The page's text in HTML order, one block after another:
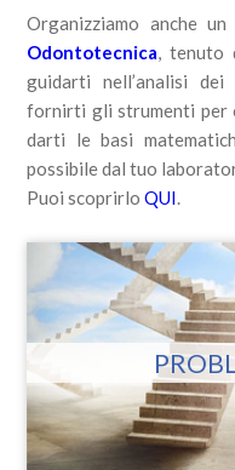
Organizziamo anche un
Odontotecnica ,
guidarti nell’analisi
fornirti gli strumenti per
darti le basi
possibile dal tuo
Puoi scoprirloQUI